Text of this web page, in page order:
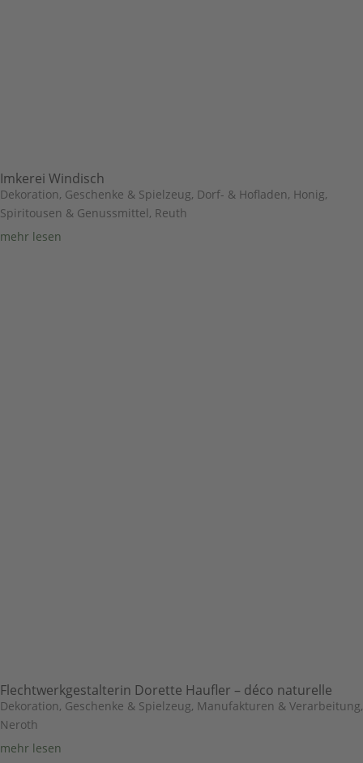
Imkerei Windisch
Dekoration, Geschenke & Spielzeug, Dorf- & Hofladen, Honig,
Spiritousen & Genussmittel, Reuth
mehr lesen
Flechtwerkgestalterin Dorette Haufler – déco naturelle
Dekoration, Geschenke & Spielzeug, Manufakturen & Verarbeitung,
Neroth
mehr lesen